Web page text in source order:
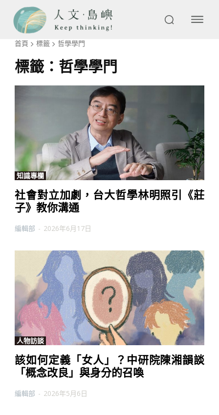
首頁 標籤 哲學學門
標籤： 哲學學門
知識專欄
社會對立加劇，台大哲學林明照引《莊
子》教你溝通
編輯部 - 2026年6月17日
人物訪談
該如何定義「女人」？中研院陳湘韻談
「概念改良」與身分的召喚
編輯部 - 2026年5月6日